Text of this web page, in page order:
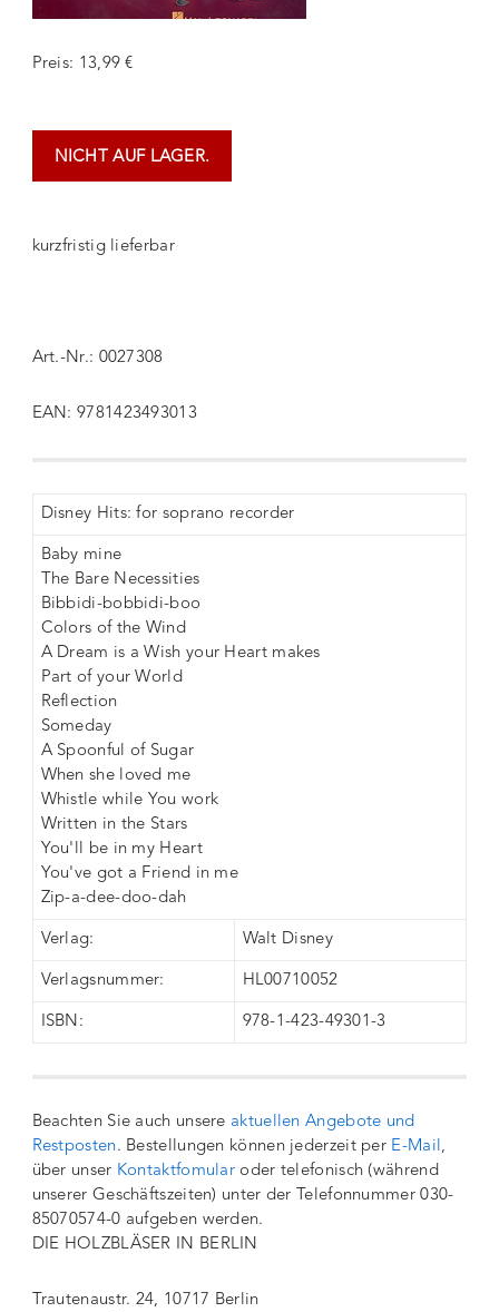
Preis: 13,99 €
NICHT AUF LAGER.
kurzfristig lieferbar
Art.-Nr.: 0027308
EAN: 9781423493013
Disney Hits: for soprano recorder
Baby mine
The Bare Necessities
Bibbidi-bobbidi-boo
Colors of the Wind
A Dream is a Wish your Heart makes
Part of your World
Reflection
Someday
A Spoonful of Sugar
When she loved me
Whistle while You work
Written in the Stars
You'll be in my Heart
You've got a Friend in me
Zip-a-dee-doo-dah
Verlag: Walt Disney
Verlagsnummer: HL00710052
ISBN: 978-1-423-49301-3
Beachten Sie auch unsere aktuellen Angebote und
Restposten. Bestellungen können jederzeit per E-Mail,
über unser Kontaktfomular oder telefonisch (während
unserer Geschäftszeiten) unter der Telefonnummer 030-
85070574-0 aufgeben werden.
DIE HOLZBLÄSER IN BERLIN
Trautenaustr. 24, 10717 Berlin